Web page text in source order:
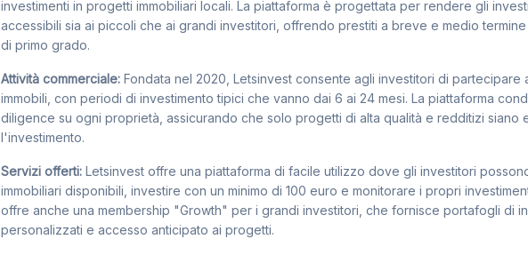
investimenti in progetti immobiliari locali. La piattaforma è progettata per rendere gli
accessibili sia ai piccoli che ai grandi investitori, offrendo prestiti a breve e medio
di primo grado.
Attività commerciale: Fondata nel 2020, Letsinvest consente agli investitori di partecipare
immobili, con periodi di investimento tipici che vanno dai 6 ai 24 mesi. La piattaforma
diligence su ogni proprietà, assicurando che solo progetti di alta qualità e redditizi siano
l'investimento.
Servizi offerti: Letsinvest offre una piattaforma di facile utilizzo dove gli investitori
immobiliari disponibili, investire con un minimo di 100 euro e monitorare i propri
offre anche una membership "Growth" per i grandi investitori, che fornisce portafogli di
personalizzati e accesso anticipato ai progetti.